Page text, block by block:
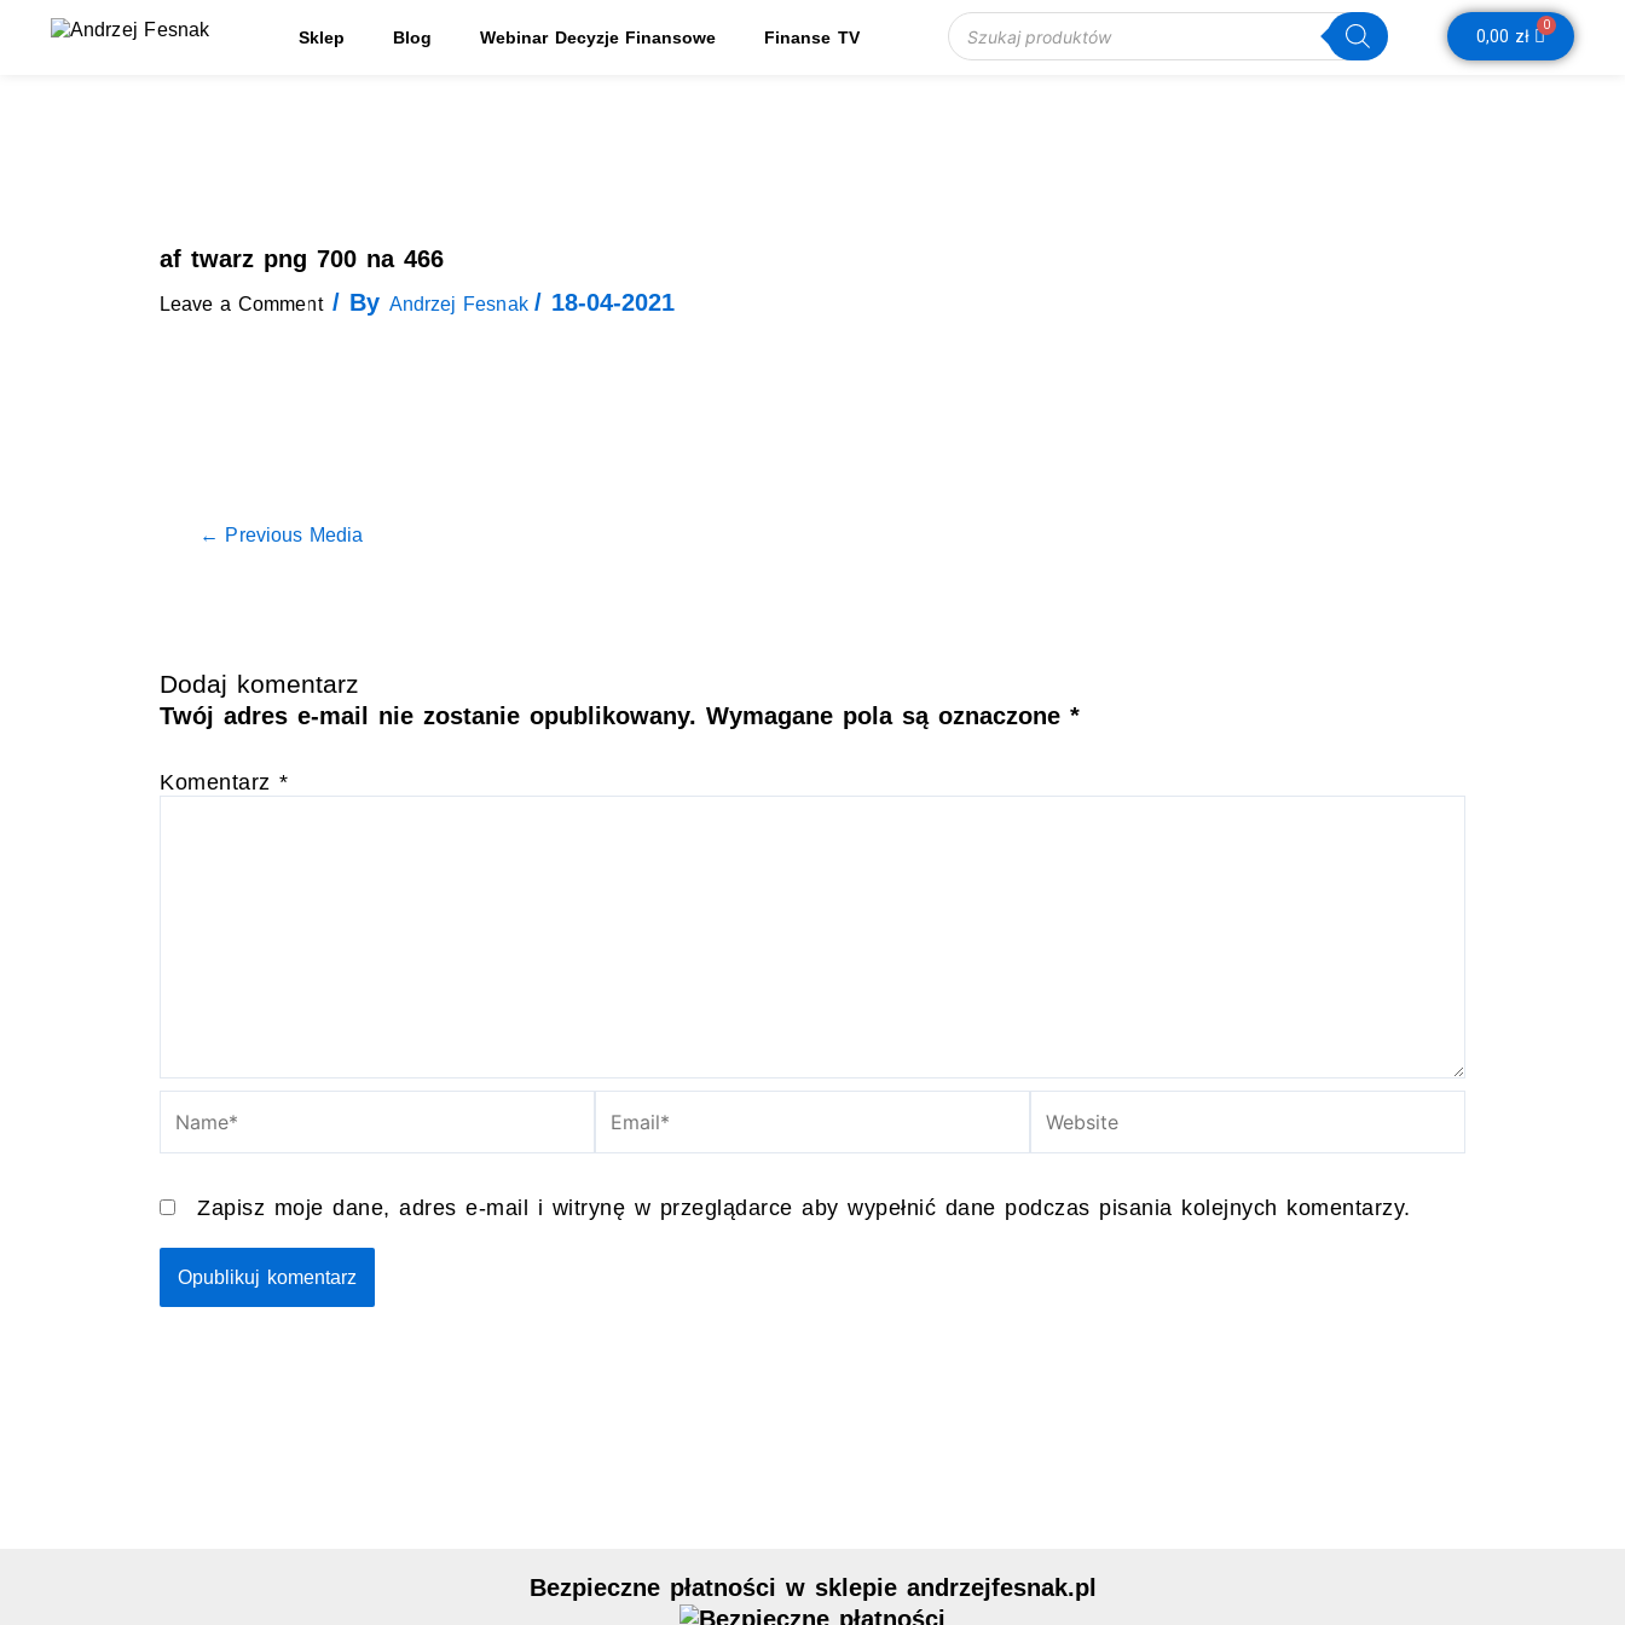
Sklep Blog Webinar Decyzje Finansowe Finanse TV
Wyszukiwarka produktów
0,00 zł
0
Wózek
af twarz png 700 na 466
Leave a Comment / By Andrzej Fesnak/ 18-04-2021
navigation
← Previous Media
Dodaj komentarz
Twój adres e-mail nie zostanie opublikowany. Wymagane pola są oznaczone *
Komentarz *
Name* Email* Website
Zapisz moje dane, adres e-mail i witrynę w przeglądarce aby wypełnić dane podczas pisania kolejnych komentarzy.
Bezpieczne płatności w sklepie andrzejfesnak.pl